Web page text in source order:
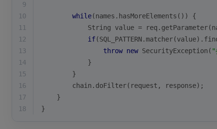
9
10
while(names.hasMoreElements()) {
11
String value =
12
if
13
throw new SecurityException( "
14
            }
15
        }
16
        chain.doFilter(request, response);
17
    }
18
}